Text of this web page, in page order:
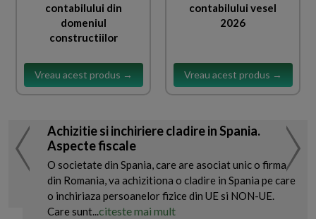
contabilului din
domeniul
constructiilor
Vreau acest produs →
contabilului vesel
2026
Vreau acest produs →
Achizitie si inchiriere cladire in Spania.
Aspecte fiscale
O societate din Spania, care are asociat unic o firma
din Romania, va achizitiona o cladire in Spania pe care
o inchiriaza persoanelor fizice din UE si NON-UE.
Care sunt...citeste mai mult